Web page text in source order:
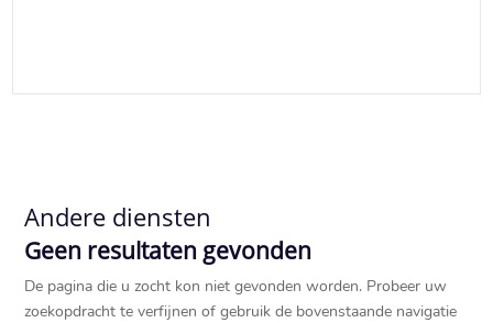
Andere diensten
Geen resultaten gevonden
De pagina die u zocht kon niet gevonden worden. Probeer uw
zoekopdracht te verfijnen of gebruik de bovenstaande navigatie